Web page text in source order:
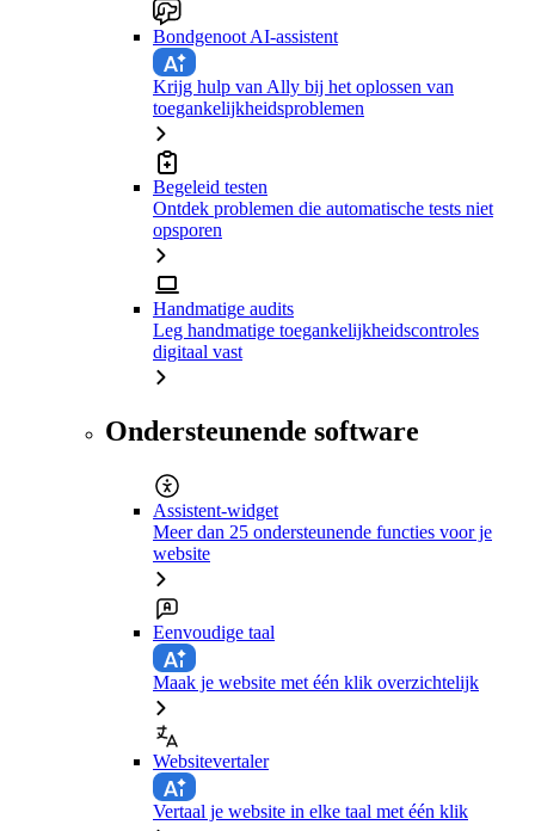
Bondgenoot AI-assistent
Krijg hulp van Ally bij het oplossen van
toegankelijkheidsproblemen
Begeleid testen
Ontdek problemen die automatische tests niet
opsporen
Handmatige audits
Leg handmatige toegankelijkheidscontroles
digitaal vast
Ondersteunende software
Assistent-widget
Meer dan 25 ondersteunende functies voor je
website
Eenvoudige taal
Maak je website met één klik overzichtelijk
Websitevertaler
Vertaal je website in elke taal met één klik